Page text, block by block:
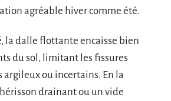
agréable hiver comme été.
la dalle flottante encaisse bien
du sol, limitant les fissures
argileux ou incertains. En la
drainant ou un vide